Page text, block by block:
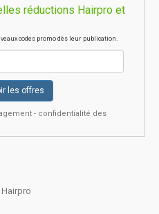
réductions Hairpro et
codes promo dès leur publication.
les offres
- confidentialité des